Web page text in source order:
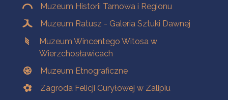
Muzeum Historii Tarnowa i Regionu
Muzeum Ratusz - Galeria Sztuki Dawnej
Muzeum Wincentego Witosa w
Wierzchosławicach
Muzeum Etnograficzne
Zagroda Felicji Curyłowej w Zalipiu